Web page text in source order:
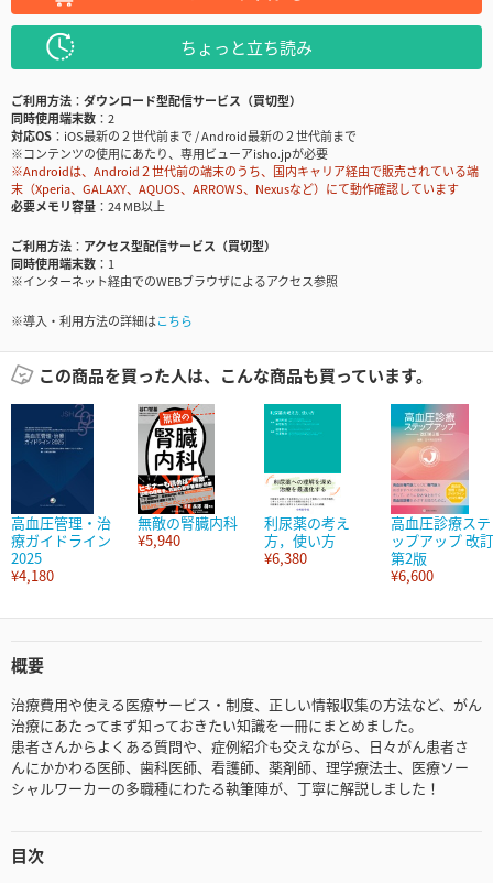
ちょっと立ち読み
ご利用方法
ダウンロード型配信サービス（買切型）
同時使用端末数
2
対応OS
iOS最新の２世代前まで / Android最新の２世代前まで
※コンテンツの使用にあたり、専用ビューアisho.jpが必要
※Androidは、Android２世代前の端末のうち、国内キャリア経由で販売されている端
末（Xperia、GALAXY、AQUOS、ARROWS、Nexusなど）にて動作確認しています
必要メモリ容量
24 MB以上
ご利用方法
アクセス型配信サービス（買切型）
同時使用端末数
1
※インターネット経由でのWEBブラウザによるアクセス参照
※導入・利用方法の詳細はこちら
この商品を買った人は、こんな商品も買っています。
高血圧管理・治
療ガイドライン
2025
¥4,180
無敵の腎臓内科
¥5,940
利尿薬の考え
方，使い方
¥6,380
高血圧診療ステ
ップアップ 改訂
第2版
¥6,600
概要
治療費用や使える医療サービス・制度、正しい情報収集の方法など、がん
治療にあたってまず知っておきたい知識を一冊にまとめました。
患者さんからよくある質問や、症例紹介も交えながら、日々がん患者さ
んにかかわる医師、歯科医師、看護師、薬剤師、理学療法士、医療ソー
シャルワーカーの多職種にわたる執筆陣が、丁寧に解説しました！
目次